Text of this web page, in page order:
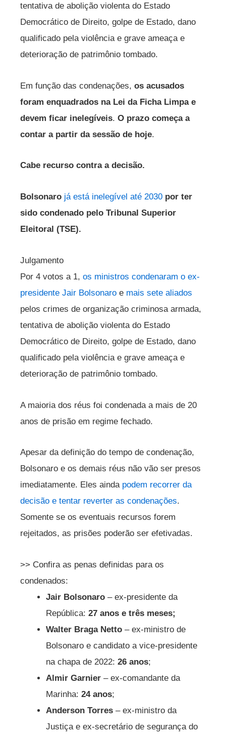
tentativa de abolição violenta do Estado
Democrático de Direito, golpe de Estado, dano
qualificado pela violência e grave ameaça e
deterioração de patrimônio tombado.
Em função das condenações, os acusados
foram enquadrados na Lei da Ficha Limpa e
devem ficar inelegíveis. O prazo começa a
contar a partir da sessão de hoje.
Cabe recurso contra a decisão.
Bolsonaro já está inelegível até 2030 por ter
sido condenado pelo Tribunal Superior
Eleitoral (TSE).
Julgamento
Por 4 votos a 1, os ministros condenaram o ex-
presidente Jair Bolsonaro e mais sete aliados
pelos crimes de organização criminosa armada,
tentativa de abolição violenta do Estado
Democrático de Direito, golpe de Estado, dano
qualificado pela violência e grave ameaça e
deterioração de patrimônio tombado.
A maioria dos réus foi condenada a mais de 20
anos de prisão em regime fechado.
Apesar da definição do tempo de condenação,
Bolsonaro e os demais réus não vão ser presos
imediatamente. Eles ainda podem recorrer da
decisão e tentar reverter as condenações.
Somente se os eventuais recursos forem
rejeitados, as prisões poderão ser efetivadas.
>> Confira as penas definidas para os
condenados:
Jair Bolsonaro – ex-presidente da
República: 27 anos e três meses;
Walter Braga Netto – ex-ministro de
Bolsonaro e candidato a vice-presidente
na chapa de 2022: 26 anos;
Almir Garnier – ex-comandante da
Marinha: 24 anos;
Anderson Torres – ex-ministro da
Justiça e ex-secretário de segurança do